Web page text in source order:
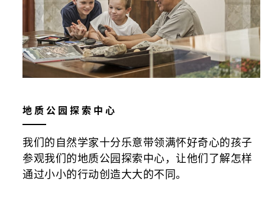
地质公园探索中心
我们的自然学家十分乐意带领满怀好奇心的孩子
参观我们的地质公园探索中心，让他们了解怎样
通过小小的行动创造大大的不同。